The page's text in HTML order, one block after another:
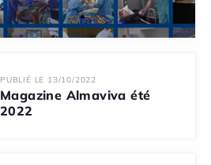
PUBLIÉ LE 13/10/2022
Magazine Almaviva été
2022